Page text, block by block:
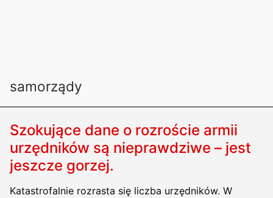
samorządy
Szokujące dane o rozroście armii
urzędników są nieprawdziwe – jest
jeszcze gorzej.
Katastrofalnie rozrasta się liczba urzędników. W